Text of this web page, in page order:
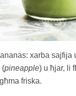
xarba sajfija
(pineapple) u ħjar, li
friska.